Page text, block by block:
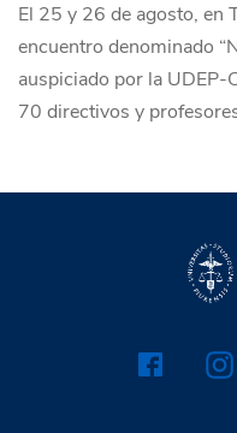
El 25 y 26 de agosto, en
encuentro denominado
auspiciado por la UDEP-
70 directivos y